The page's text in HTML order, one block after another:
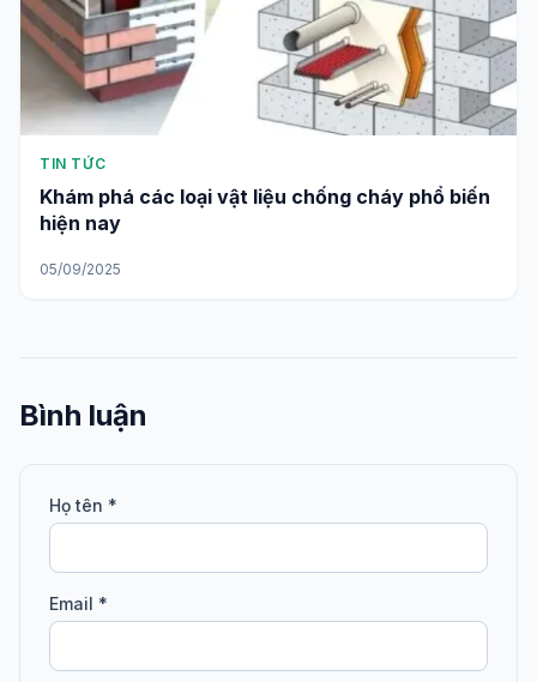
TIN TỨC
Khám phá các loại vật liệu chống cháy phổ biến
hiện nay
05/09/2025
Bình luận
Họ tên *
Email *